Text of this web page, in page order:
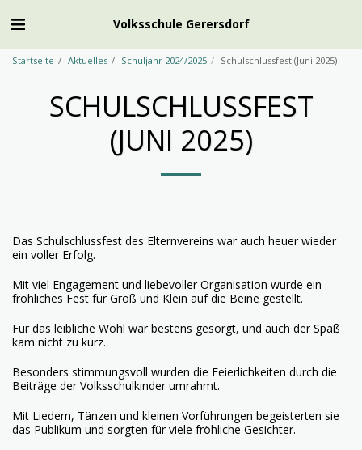
Volksschule Gerersdorf
Startseite Aktuelles Schuljahr 2024/2025 Schulschlussfest (Juni 2025)
SCHULSCHLUSSFEST
(JUNI 2025)
Das Schulschlussfest des Elternvereins war auch heuer wieder
ein voller Erfolg.
Mit viel Engagement und liebevoller Organisation wurde ein
fröhliches Fest für Groß und Klein auf die Beine gestellt.
Für das leibliche Wohl war bestens gesorgt, und auch der Spaß
kam nicht zu kurz.
Besonders stimmungsvoll wurden die Feierlichkeiten durch die
Beiträge der Volksschulkinder umrahmt.
Mit Liedern, Tänzen und kleinen Vorführungen begeisterten sie
das Publikum und sorgten für viele fröhliche Gesichter.